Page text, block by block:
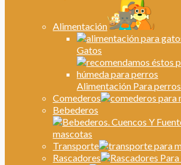
Alimentación
Gatos
Alimentación Para perros
Comederos
Bebederos
Transporte
Rascadores